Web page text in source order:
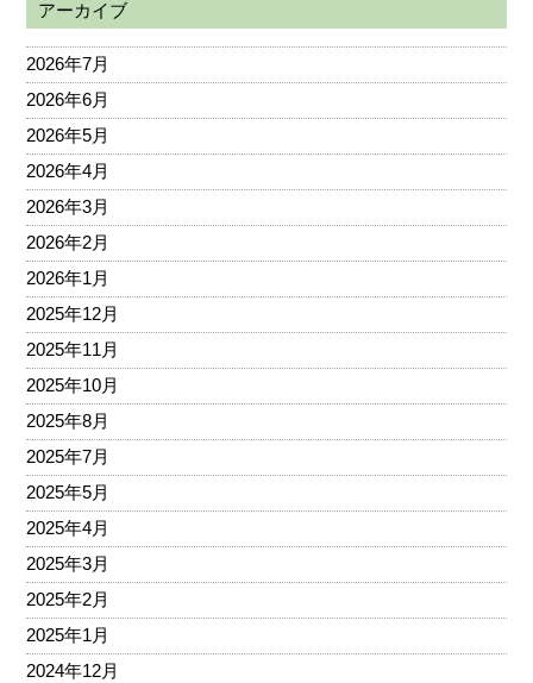
アーカイブ
2026年7月
2026年6月
2026年5月
2026年4月
2026年3月
2026年2月
2026年1月
2025年12月
2025年11月
2025年10月
2025年8月
2025年7月
2025年5月
2025年4月
2025年3月
2025年2月
2025年1月
2024年12月